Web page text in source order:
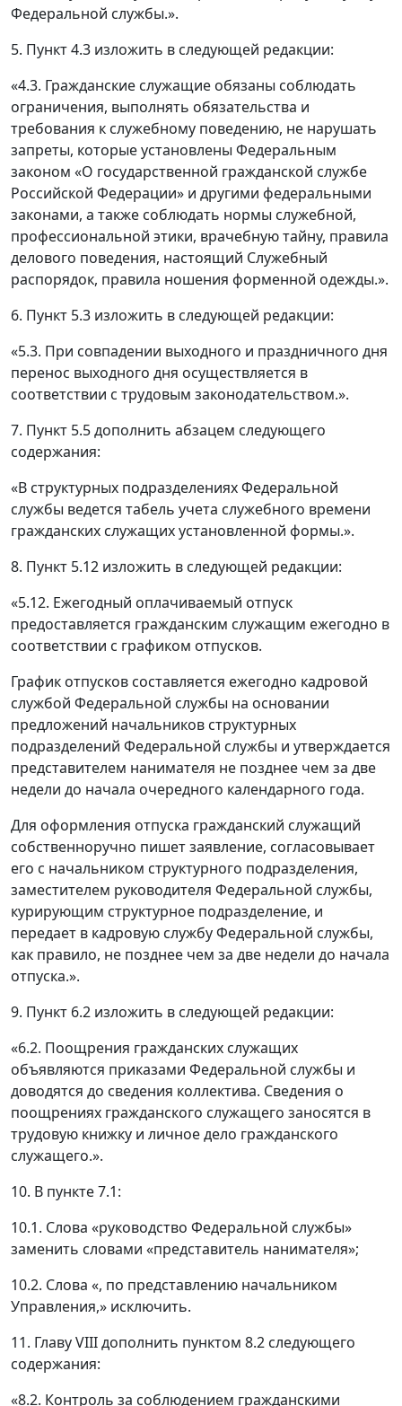
Федеральной службы.».
5. Пункт 4.3 изложить в следующей редакции:
«4.3. Гражданские служащие обязаны соблюдать
ограничения, выполнять обязательства и
требования к служебному поведению, не нарушать
запреты, которые установлены Федеральным
законом «О государственной гражданской службе
Российской Федерации» и другими федеральными
законами, а также соблюдать нормы служебной,
профессиональной этики, врачебную тайну, правила
делового поведения, настоящий Служебный
распорядок, правила ношения форменной одежды.».
6. Пункт 5.3 изложить в следующей редакции:
«5.3. При совпадении выходного и праздничного дня
перенос выходного дня осуществляется в
соответствии с трудовым законодательством.».
7. Пункт 5.5 дополнить абзацем следующего
содержания:
«В структурных подразделениях Федеральной
службы ведется табель учета служебного времени
гражданских служащих установленной формы.».
8. Пункт 5.12 изложить в следующей редакции:
«5.12. Ежегодный оплачиваемый отпуск
предоставляется гражданским служащим ежегодно в
соответствии с графиком отпусков.
График отпусков составляется ежегодно кадровой
службой Федеральной службы на основании
предложений начальников структурных
подразделений Федеральной службы и утверждается
представителем нанимателя не позднее чем за две
недели до начала очередного календарного года.
Для оформления отпуска гражданский служащий
собственноручно пишет заявление, согласовывает
его с начальником структурного подразделения,
заместителем руководителя Федеральной службы,
курирующим структурное подразделение, и
передает в кадровую службу Федеральной службы,
как правило, не позднее чем за две недели до начала
отпуска.».
9. Пункт 6.2 изложить в следующей редакции:
«6.2. Поощрения гражданских служащих
объявляются приказами Федеральной службы и
доводятся до сведения коллектива. Сведения о
поощрениях гражданского служащего заносятся в
трудовую книжку и личное дело гражданского
служащего.».
10. В пункте 7.1:
10.1. Слова «руководство Федеральной службы»
заменить словами «представитель нанимателя»;
10.2. Слова «, по представлению начальником
Управления,» исключить.
11. Главу VIII дополнить пунктом 8.2 следующего
содержания:
«8.2. Контроль за соблюдением гражданскими